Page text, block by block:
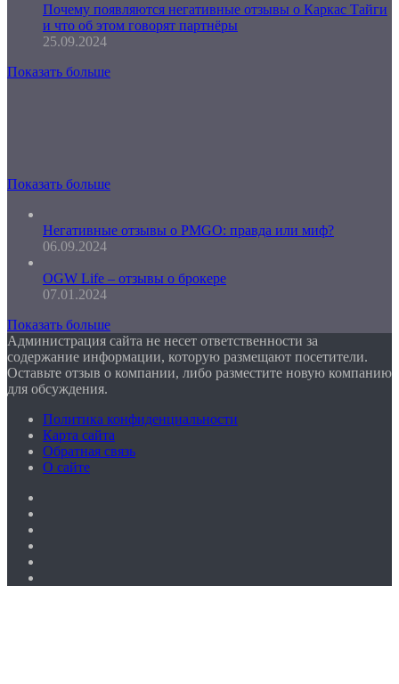
Почему появляются негативные отзывы о Каркас Тайги
и что об этом говорят партнёры
25.09.2024
Показать больше
Показать больше
Негативные отзывы о PMGO: правда или миф?
06.09.2024
OGW Life – отзывы о брокере
07.01.2024
Показать больше
Администрация сайта не несет ответственности за
содержание информации, которую размещают посетители.
Оставьте отзыв о компании, либо разместите новую компанию
для обсуждения.
Политика конфиденциальности
Карта сайта
Обратная связь
О сайте